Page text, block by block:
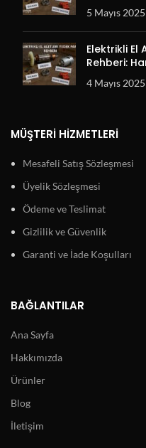
5 Mayıs 2025
Elektrikli El
Rehberi:
4 Mayıs 2025
MÜŞTERI HIZMETLERI
Mesafeli Satış Sözleşmesi
Üyelik Sözleşmesi
Ödeme ve Teslimat
Gizlilik ve Güvenlik
Garanti ve İade Koşulları
BAĞLANTILAR
Ana Sayfa
Hakkımızda
Ürünler
Blog
İletişim